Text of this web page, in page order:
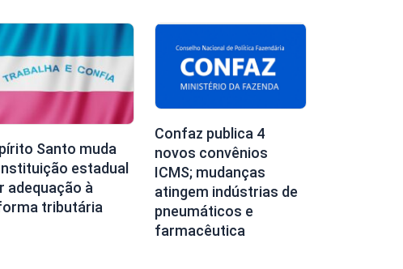
Santo muda
estadual
adequação à
tributária
Confaz publica 4
novos convênios
ICMS; mudanças
atingem indústrias de
pneumáticos e
farmacêutica